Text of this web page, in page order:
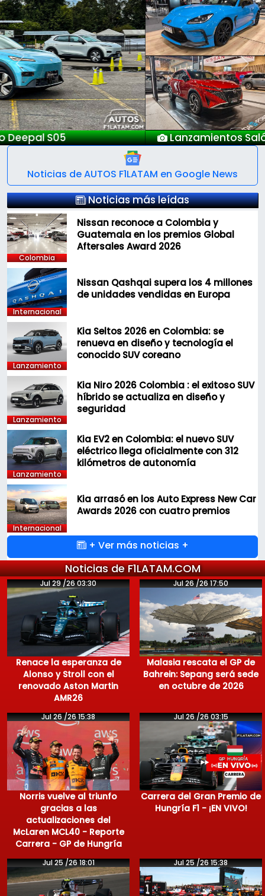
Lanzamientos Salón Automóvil Bogotá 2025
Previous Next
Noticias de AUTOS F1LATAM en Google News
Noticias más leídas
Colombia
Nissan reconoce a Colombia y
Guatemala en los premios Global
Aftersales Award 2026
Internacional
Nissan Qashqai supera los 4 millones
de unidades vendidas en Europa
Lanzamiento
Kia Seltos 2026 en Colombia: se
renueva en diseño y tecnología el
conocido SUV coreano
Lanzamiento
Kia Niro 2026 Colombia : el exitoso SUV
híbrido se actualiza en diseño y
seguridad
Lanzamiento
Kia EV2 en Colombia: el nuevo SUV
eléctrico llega oficialmente con 312
kilómetros de autonomía
Internacional
Kia arrasó en los Auto Express New Car
Awards 2026 con cuatro premios
+ Ver más noticias +
Noticias de F1LATAM.COM
Jul 29 /26 03:30
Renace la esperanza de
Alonso y Stroll con el
renovado Aston Martin
AMR26
Jul 26 /26 17:50
Malasia rescata el GP de
Bahrein: Sepang será sede
en octubre de 2026
Jul 26 /26 15:38
Norris vuelve al triunfo
gracias a las
actualizaciones del
McLaren MCL40 - Reporte
Carrera - GP de Hungría
Jul 26 /26 03:15
Carrera del Gran Premio de
Hungría F1 - ¡EN VIVO!
Jul 25 /26 18:01 Jul 25 /26 15:38